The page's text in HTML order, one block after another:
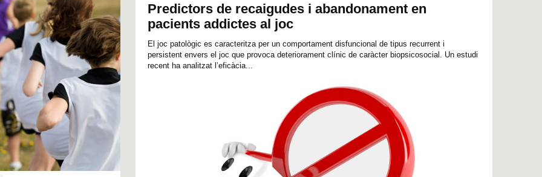
Predictors de recaigudes i abandonament en
pacients addictes al joc
El joc patològic es caracteritza per un comportament disfuncional de tipus recurrent i
persistent envers el joc que provoca deteriorament clínic de caràcter biopsicosocial. Un estudi
recent ha analitzat l’eficàcia...